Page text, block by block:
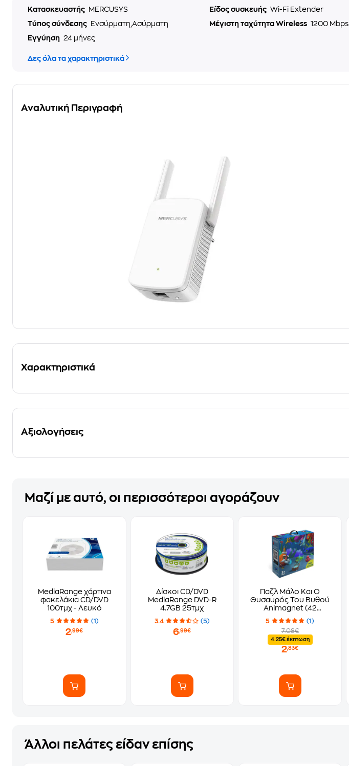
Κατασκευαστής MERCUSYS Είδος συσκευής Wi-Fi Extender
Τύπος σύνδεσης
Ενσύρματη,Ασύρματη Μέγιστη ταχύτητα Wireless 1200 Mbps
Εγγύηση 24 μήνες
Δες όλα τα χαρακτηριστικά
Αναλυτική Περιγραφή
Χαρακτηριστικά
Αξιολογήσεις
Μαζί με αυτό, οι περισσότεροι αγοράζουν
MediaRange χάρτινα
φακελάκια CD/DVD
100τμχ - Λευκό
5 (1)
2,99€
Δίσκοι CD/DVD
MediaRange DVD-R
4.7GB 25τμχ
3.4 (5)
6,99€
Παζλ Μάλο Και Ο
Θυσαυρός Του Βυθού
Animagnet (42
κομμάτια)
5
(1)
7.08€
4.25€ έκπτωση
2,83€
Άλλοι πελάτες είδαν επίσης